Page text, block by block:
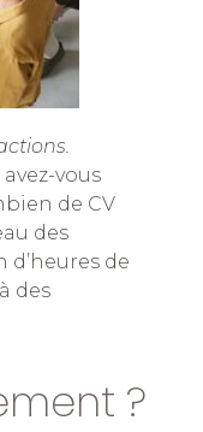
avez-vous
de CV
des
de
des
?